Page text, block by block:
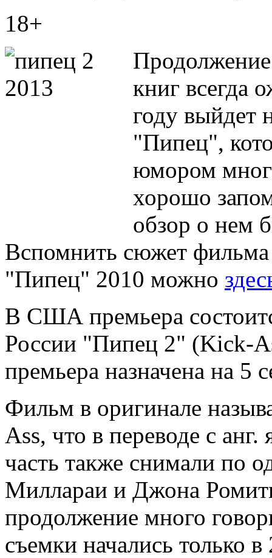
18+
книг всегда
году выйдет
"Пипец",
юмором
хорошо
обзор о нем
Вспомнить сюжет фильма
"Пипец" 2010 можно
В США премьера
России "Пипец 2" (Kick-
премьера назначена на 5
Фильм в оригинале
Ass, что в переводе с анг.
часть также снимали по
Миллараи и Джона
продолжение много
съемки начались только в